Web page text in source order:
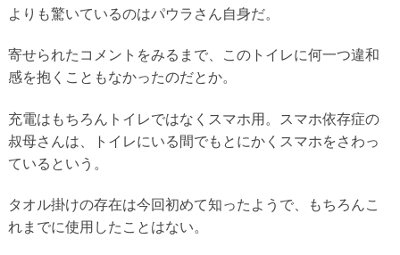
よりも驚いているのはパウラさん自身だ。
寄せられたコメントをみるまで、このトイレに何一つ違和
感を抱くこともなかったのだとか。
充電はもちろんトイレではなくスマホ用。スマホ依存症の
叔母さんは、トイレにいる間でもとにかくスマホをさわっ
ているという。
タオル掛けの存在は今回初めて知ったようで、もちろんこ
れまでに使用したことはない。